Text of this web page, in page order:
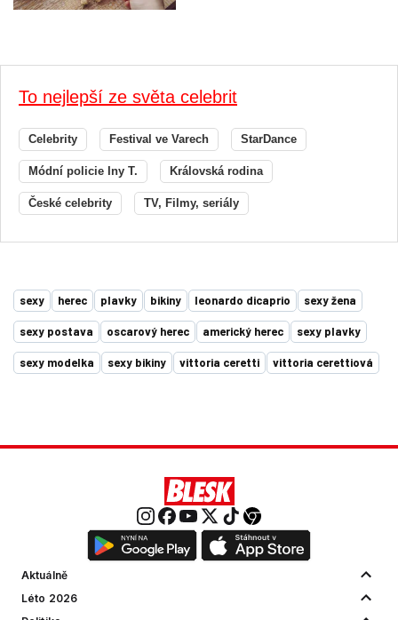
To nejlepší ze světa celebrit
Celebrity Festival ve Varech StarDance
Módní policie Iny T. Královská rodina
České celebrity TV, Filmy, seriály
sexy herec plavky bikiny leonardo dicaprio sexy žena
sexy postava oscarový herec americký herec sexy plavky
sexy modelka sexy bikiny vittoria ceretti vittoria cerettiová
Aktuálně
Léto 2026